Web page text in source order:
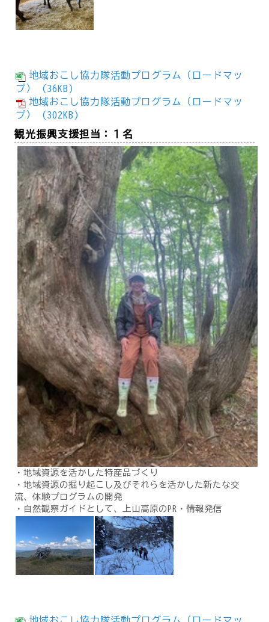
地域おこし協力隊活動プログラム（ロードマッ
プ） (36KB)
地域おこし協力隊活動プログラム（ロードマッ
プ） (302KB)
観光振興支援担当：１名
・地域資源を活かした特産品づくり
・地域資源の掘り起こし及びそれらを活かした新たな交
流、体験プログラムの開発
・自然観察ガイドとして、上山高原のPR・情報発信